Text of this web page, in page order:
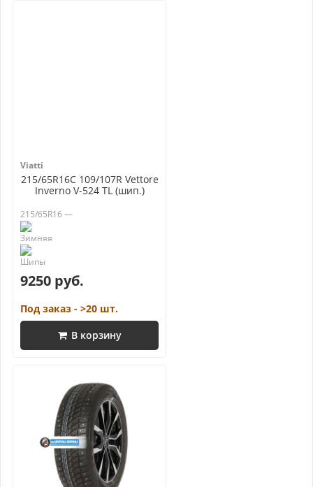
Viatti
215/65R16C 109/107R Vettore
Inverno V-524 TL (шип.)
215/65R16 —
9250 руб.
Под заказ - >20 шт.
В корзину